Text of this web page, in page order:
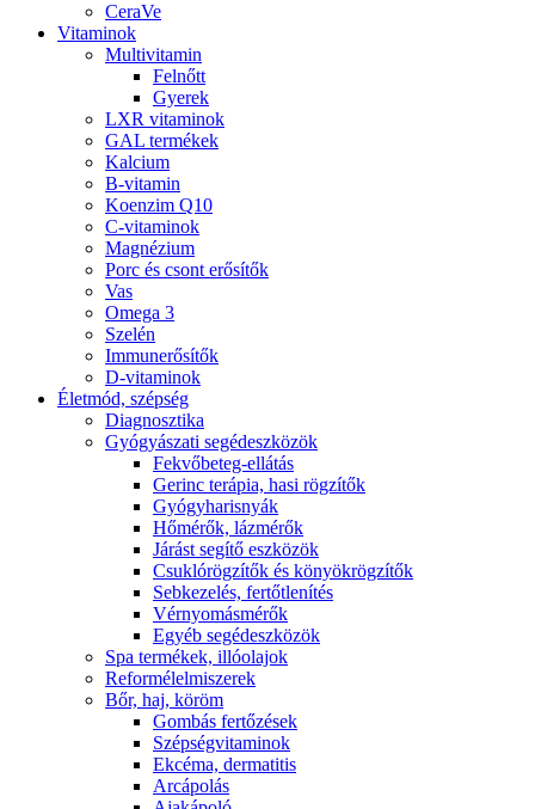
CeraVe
Vitaminok
Multivitamin
Felnőtt
Gyerek
LXR vitaminok
GAL termékek
Kalcium
B-vitamin
Koenzim Q10
C-vitaminok
Magnézium
Porc és csont erősítők
Vas
Omega 3
Szelén
Immunerősítők
D-vitaminok
Életmód, szépség
Diagnosztika
Gyógyászati segédeszközök
Fekvőbeteg-ellátás
Gerinc terápia, hasi rögzítők
Gyógyharisnyák
Hőmérők, lázmérők
Járást segítő eszközök
Csuklórögzítők és könyökrögzítők
Sebkezelés, fertőtlenítés
Vérnyomásmérők
Egyéb segédeszközök
Spa termékek, illóolajok
Reformélelmiszerek
Bőr, haj, köröm
Gombás fertőzések
Szépségvitaminok
Ekcéma, dermatitis
Arcápolás